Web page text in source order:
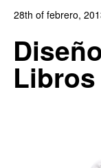
28th of febrero,
Publicidad
10
2